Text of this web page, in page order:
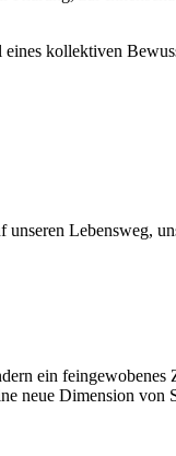
kollektiven
Lebensweg,
ein feingewobenes
neue Dimension